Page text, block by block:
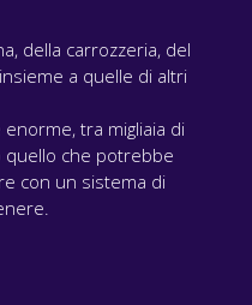
della carrozzeria, del
a quelle di altri
tra migliaia di
quello che potrebbe
con un sistema di